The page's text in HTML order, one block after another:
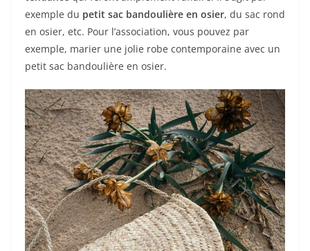
exemple du petit sac bandoulière en osier, du sac rond
en osier, etc. Pour l’association, vous pouvez par
exemple, marier une jolie robe contemporaine avec un
petit sac bandoulière en osier.